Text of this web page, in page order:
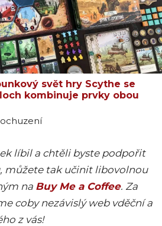
svět hry Scythe se
kombinuje prvky obou
líbil a chtěli byste podpořit
můžete tak učinit libovolnou
na Buy Me a Coffee. Za
coby nezávislý web vděční a
z vás!